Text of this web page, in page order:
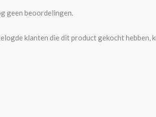
geen beoordelingen.
klanten die dit product gekocht hebben,